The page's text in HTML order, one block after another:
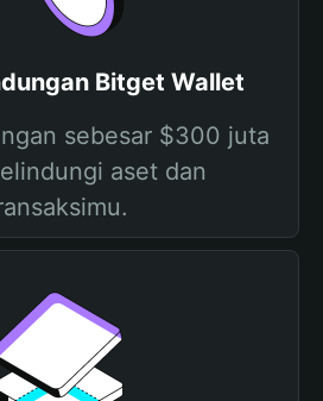
Bitget Wallet
sebesar $300 juta
aset dan